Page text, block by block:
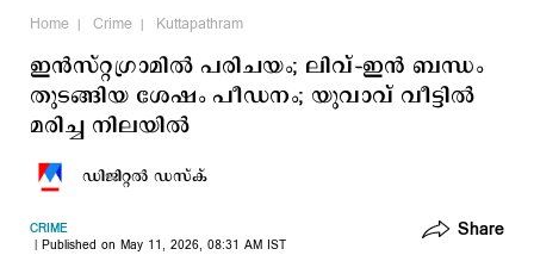
Home Crime Kuttapathram
ഇന്‍സ്റ്റഗ്രാമില്‍ പരിചയം; ലിവ്–ഇന്‍ ബന്ധം
തുടങ്ങിയ ശേഷം പീഡനം; യുവാവ് വീട്ടില്‍
മരിച്ച നിലയില്‍
ഡിജിറ്റല്‍ ഡസ്ക്
CRIME
Published on May 11, 2026, 08:31 AM IST
Share